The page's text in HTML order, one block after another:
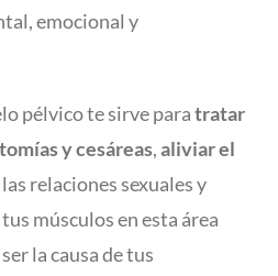
emocional y
pélvico te sirve paratratar
y cesáreas,aliviar el
relaciones sexuales y
músculos en esta área
la causa de tus